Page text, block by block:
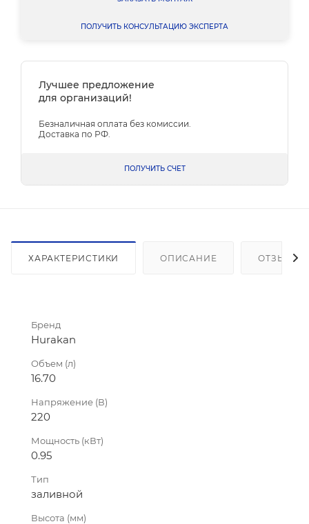
ПОЛУЧИТЬ КОНСУЛЬТАЦИЮ ЭКСПЕРТА
Лучшее предложение
для организаций!
Безналичная оплата без комиссии.
Доставка по РФ.
ПОЛУЧИТЬ СЧЕТ
ХАРАКТЕРИСТИКИ ОПИСАНИЕ ОТЗЫВЫ
Бренд
Hurakan
Объем (л)
16.70
Напряжение (В)
220
Мощность (кВт)
0.95
Тип
заливной
Высота (мм)